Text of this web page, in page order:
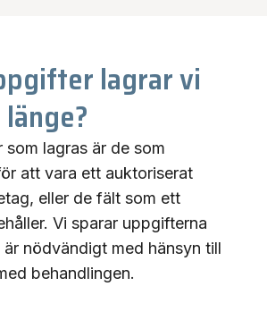
lagrar vi
som lagras är de som
att vara ett auktoriserat
eller de fält som ett
Vi sparar uppgifterna
nödvändigt med hänsyn till
behandlingen.